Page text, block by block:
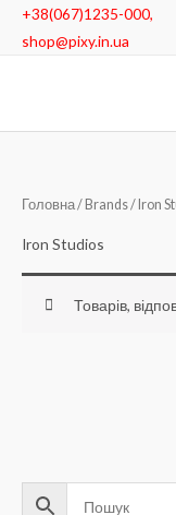
Перейти
+38(067)1235-000,
shop@pixy.in.ua
Головна/ Brands/ Iron
Iron Studios
Товарів,